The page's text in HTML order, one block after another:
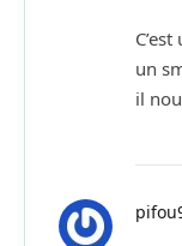
un
il